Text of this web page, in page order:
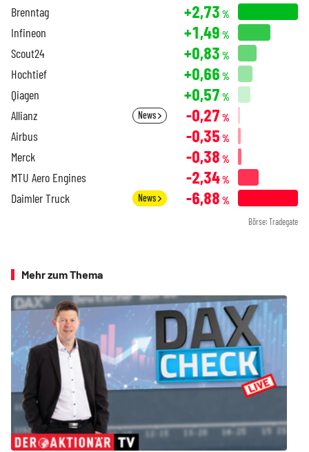
Brenntag +2,73 %
Infineon +1,49 %
Scout24 +0,83 %
Hochtief +0,66 %
Qiagen +0,57 %
Allianz News -0,27 %
Airbus -0,35 %
Merck -0,38 %
MTU Aero Engines -2,34%
Daimler Truck News -6,88 %
Börse: Tradegate
Mehr zum Thema